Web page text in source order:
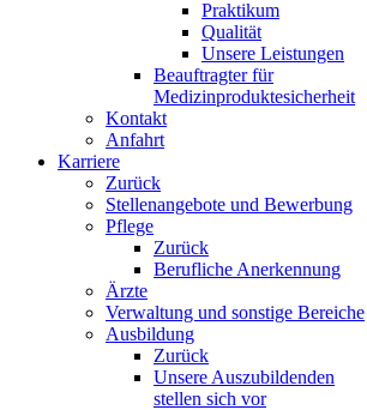
Praktikum
Qualität
Unsere Leistungen
Beauftragter für
Medizinproduktesicherheit
Kontakt
Anfahrt
Karriere
Zurück
Stellenangebote und Bewerbung
Pflege
Zurück
Berufliche Anerkennung
Ärzte
Verwaltung und sonstige Bereiche
Ausbildung
Zurück
Unsere Auszubildenden
stellen sich vor